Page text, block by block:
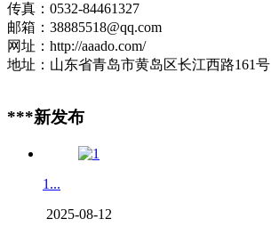
传真：0532-84461327
邮箱：38885518@qq.com
网址：http://aaado.com/
地址：山东省青岛市黄岛区长江西路161号
***新发布
1...
2025-08-12